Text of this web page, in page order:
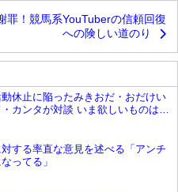
罪！競馬系YouTuberの信頼回復
への険しい道のり
休止に陥ったみきおだ・おだけい
カンタが対談 いま欲しいものは
する率直な意見を述べる「アンチ
ってる」